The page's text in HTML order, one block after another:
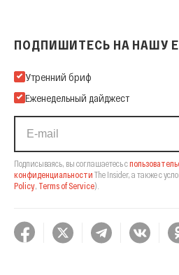
ПОДПИШИТЕСЬ НА НАШУ
Подпишитесь на нашу Email-
Утренний бриф
Еженедельный дайджест
Подписываясь, вы соглашаетесь с
конфиденциальности The Insider, а также с
Policy Terms of Service).